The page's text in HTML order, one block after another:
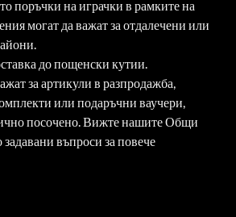
поръчки на играчки в рамките на
могат да важат за отдалечени или
до пощенски кутии.
за артикули в разпродажба,
или подаръчни ваучери,
посочено. Вижте нашите Общи
въпроси за повече